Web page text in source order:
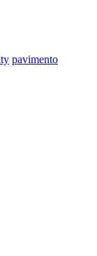
pavimento